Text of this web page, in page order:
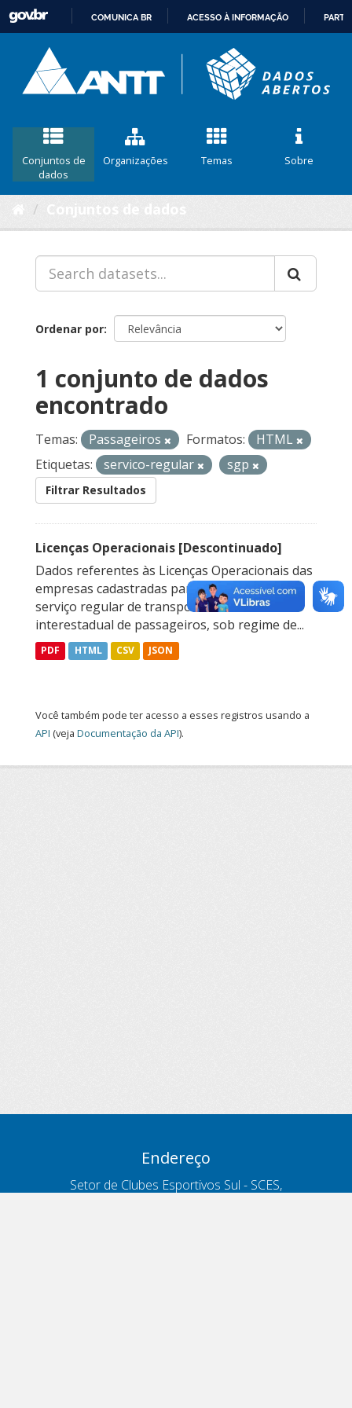
CONTEÚDO
COMUNICA BR ACESSO À INFORMAÇÃO
Conjuntos de
dados
Organizações Temas Sobre
Ordenar por
1 conjunto de dados
encontrado
Temas: Passageiros Formatos:
HTML
Etiquetas:
servico-regular sgp
Filtrar Resultados
Licenças Operacionais [Descontinuado]
Dados referentes às Licenças Operacionais das
empresas cadastradas para prestação do
serviço regular de transporte rodoviário
interestadual de passageiros, sob regime de...
PDF HTML CSV JSON
Você também pode ter acesso a esses registros usando a
API (veja Documentação da API).
Endereço
Setor de Clubes Esportivos Sul - SCES,